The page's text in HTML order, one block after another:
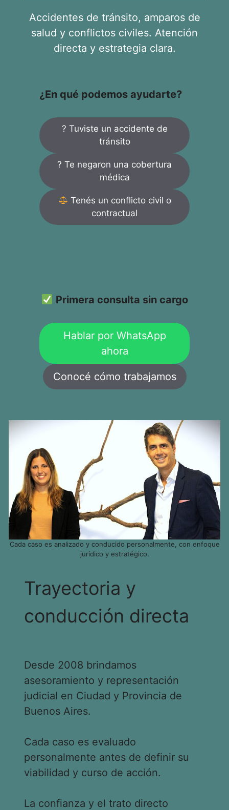
Accidentes de tránsito, amparos de
salud y conflictos civiles. Atención
directa y estrategia clara.
¿En qué podemos ayudarte?
? Tuviste un accidente de
tránsito
? Te negaron una cobertura
médica
Tenés un conflicto civil o
contractual
Primera consulta sin cargo
Hablar por WhatsApp
ahora
Conocé cómo trabajamos
Cada caso es analizado y conducido personalmente, con enfoque
jurídico y estratégico.
Trayectoria y
conducción directa
Desde 2008 brindamos
asesoramiento y representación
judicial en Ciudad y Provincia de
Buenos Aires.
Cada caso es evaluado
personalmente antes de definir su
viabilidad y curso de acción.
La confianza y el trato directo